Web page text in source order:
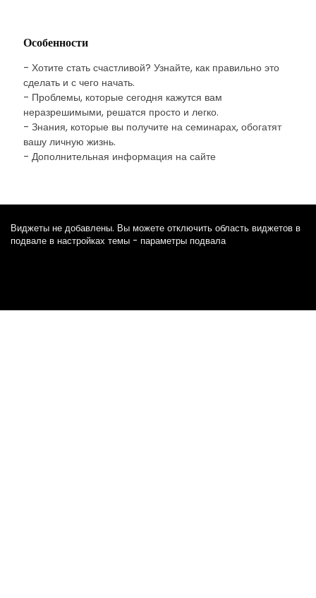
Особенности
- Хотите стать счастливой? Узнайте, как правильно это
сделать и с чего начать.
- Проблемы, которые сегодня кажутся вам
неразрешимыми, решатся просто и легко.
- Знания, которые вы получите на семинарах, обогатят
вашу личную жизнь.
- Дополнительная информация на сайте
Виджеты не добавлены. Вы можете отключить область виджетов в
подвале в настройках темы - параметры подвала